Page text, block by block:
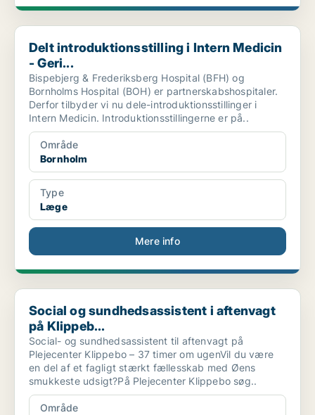
Delt introduktionsstilling i Intern Medicin - Geri...
Delt introduktionsstilling i Intern Medicin
- Geri...
Bispebjerg & Frederiksberg Hospital (BFH) og
Bornholms Hospital (BOH) er partnerskabshospitaler.
Derfor tilbyder vi nu dele-introduktionsstillinger i
Intern Medicin. Introduktionsstillingerne er på..
Område
Bornholm
Type
Læge
Mere info
Social og sundhedsassistent i aftenvagt på Klippeb...
Social og sundhedsassistent i aftenvagt
på Klippeb...
Social- og sundhedsassistent til aftenvagt på
Plejecenter Klippebo – 37 timer om ugenVil du være
en del af et fagligt stærkt fællesskab med Øens
smukkeste udsigt?På Plejecenter Klippebo søg..
Område